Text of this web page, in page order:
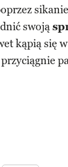
swoją
kąpią się